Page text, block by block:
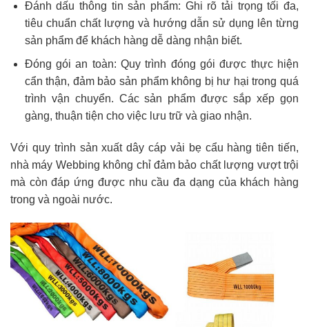
Đánh dấu thông tin sản phẩm: Ghi rõ tải trọng tối đa,
tiêu chuẩn chất lượng và hướng dẫn sử dụng lên từng
sản phẩm để khách hàng dễ dàng nhận biết.
Đóng gói an toàn: Quy trình đóng gói được thực hiện
cẩn thận, đảm bảo sản phẩm không bị hư hại trong quá
trình vận chuyển. Các sản phẩm được sắp xếp gọn
gàng, thuận tiện cho việc lưu trữ và giao nhận.
Với quy trình sản xuất dây cáp vải bẹ cẩu hàng tiên tiến,
nhà máy Webbing không chỉ đảm bảo chất lượng vượt trội
mà còn đáp ứng được nhu cầu đa dạng của khách hàng
trong và ngoài nước.